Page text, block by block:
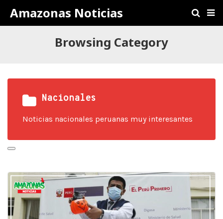
Amazonas Noticias
Browsing Category
Nacionales
Noticias nacionales peruanas muy interesantes